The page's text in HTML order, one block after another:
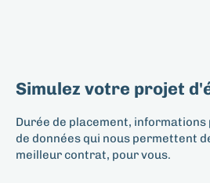
Simulez votre projet
Durée de placement,
de données qui nous permettent
meilleur contrat, pour vous.